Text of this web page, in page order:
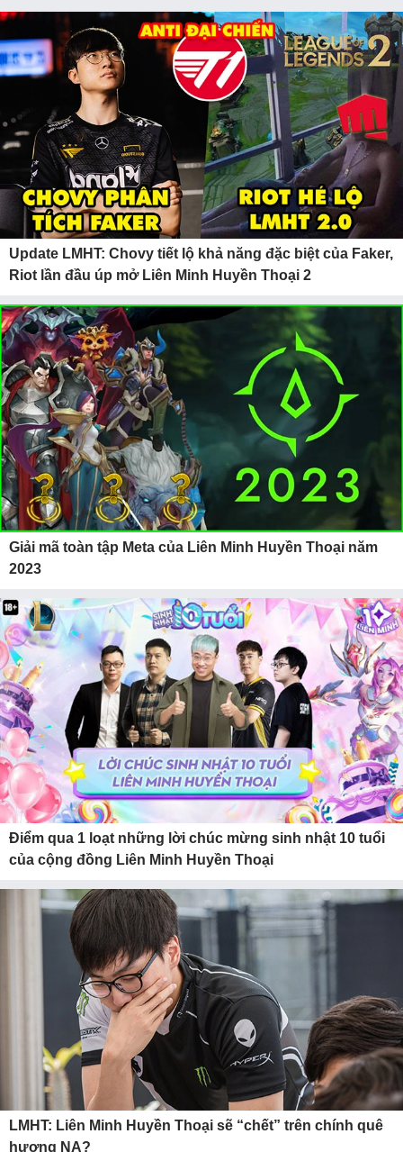
Update LMHT: Chovy tiết lộ khả năng đặc biệt của Faker,
Riot lần đầu úp mở Liên Minh Huyền Thoại 2
Giải mã toàn tập Meta của Liên Minh Huyền Thoại năm
2023
Điểm qua 1 loạt những lời chúc mừng sinh nhật 10 tuổi
của cộng đồng Liên Minh Huyền Thoại
LMHT: Liên Minh Huyền Thoại sẽ “chết” trên chính quê
hương NA?